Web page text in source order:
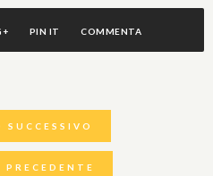
PIN IT COMMENTA
SUCCESSIVO